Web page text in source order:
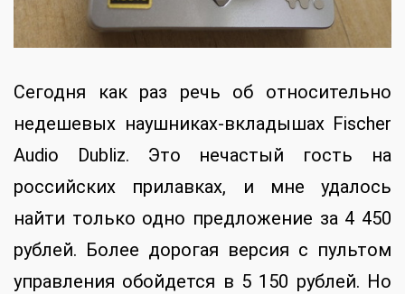
Сегодня как раз речь об относительно
недешевых наушниках-вкладышах Fischer
Audio Dubliz. Это нечастый гость на
российских прилавках, и мне удалось
найти только одно предложение за 4 450
рублей. Более дорогая версия с пультом
управления обойдется в 5 150 рублей. Но